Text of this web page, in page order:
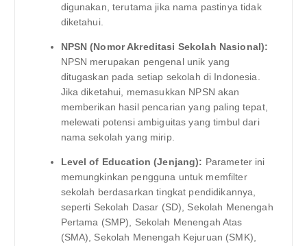
digunakan, terutama jika nama pastinya tidak
diketahui.
NPSN (Nomor Akreditasi Sekolah Nasional):
NPSN merupakan pengenal unik yang
ditugaskan pada setiap sekolah di Indonesia.
Jika diketahui, memasukkan NPSN akan
memberikan hasil pencarian yang paling tepat,
melewati potensi ambiguitas yang timbul dari
nama sekolah yang mirip.
Level of Education (Jenjang): Parameter ini
memungkinkan pengguna untuk memfilter
sekolah berdasarkan tingkat pendidikannya,
seperti Sekolah Dasar (SD), Sekolah Menengah
Pertama (SMP), Sekolah Menengah Atas
(SMA), Sekolah Menengah Kejuruan (SMK),